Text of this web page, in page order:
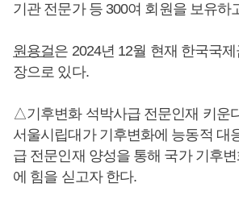
기관 전문가 등 300여 회원을 보유하
원용걸은 2024년 12월 현재 한국국
장으로 있다.
△기후변화 석박사급 전문인재 키운
서울시립대가 기후변화에 능동적 대
급 전문인재 양성을 통해 국가 기후
에 힘을 싣고자 한다.